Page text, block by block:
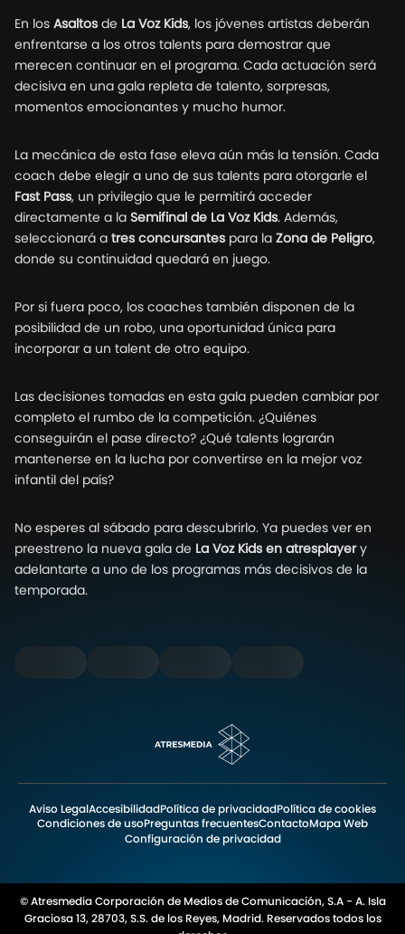
En los Asaltos de La Voz Kids, los jóvenes artistas deberán
enfrentarse a los otros talents para demostrar que
merecen continuar en el programa. Cada actuación será
decisiva en una gala repleta de talento, sorpresas,
momentos emocionantes y mucho humor.
La mecánica de esta fase eleva aún más la tensión. Cada
coach debe elegir a uno de sus talents para otorgarle el
Fast Pass, un privilegio que le permitirá acceder
directamente a la Semifinal de La Voz Kids. Además,
seleccionará a tres concursantes para la Zona de Peligro,
donde su continuidad quedará en juego.
Por si fuera poco, los coaches también disponen de la
posibilidad de un robo, una oportunidad única para
incorporar a un talent de otro equipo.
Las decisiones tomadas en esta gala pueden cambiar por
completo el rumbo de la competición. ¿Quiénes
conseguirán el pase directo? ¿Qué talents lograrán
mantenerse en la lucha por convertirse en la mejor voz
infantil del país?
No esperes al sábado para descubrirlo. Ya puedes ver en
preestreno la nueva gala de La Voz Kids en atresplayery
adelantarte a uno de los programas más decisivos de la
temporada.
Aviso LegalAccesibilidadPolítica de privacidadPolítica de cookies
Condiciones de usoPreguntas frecuentesContactoMapa Web
Configuración de privacidad
© Atresmedia Corporación de Medios de Comunicación, S.A - A. Isla
Graciosa 13, 28703, S.S. de los Reyes, Madrid. Reservados todos los